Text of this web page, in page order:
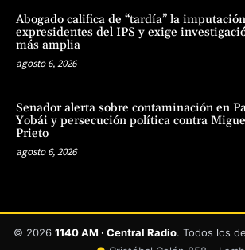
Abogado califica de “tardía” la
expresidentes del IPS y exige
más amplia
agosto 6, 2026
Senador alerta sobre contaminación en
Yobái y persecución política contra
Prieto
agosto 6, 2026
© 2026 1140 AM · Central Radio. Todos los